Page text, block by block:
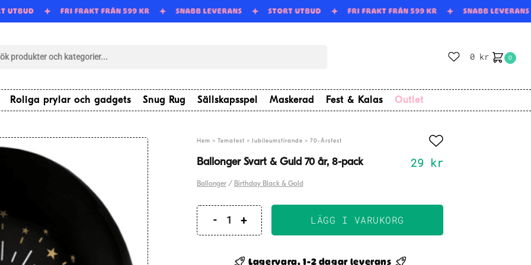
UTBUD FRI FRAKT FRÅN 599 KR SNABB LEVERANS STORT UTBUD FRI FRAKT FRÅN 599 KR SNABB LEVERANS
0 kr 0
Roliga prylar och gadgets Snug Rug Sällskapsspel Maskerad Fest & Kalas Outlet
Hem » Temafest » Jubileumsfirande » 70-Årsfest
Ballonger Svart & Guld 70 år, 8-pack 29 kr
Ballonger/ Birthday Black & Gold
Ballonger
LÄGG I VARUKORG
Lagervara, 1-2 dagar leverans